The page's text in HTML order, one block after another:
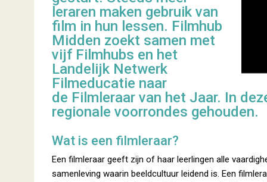
leraren maken gebruik van
film in hun lessen. Filmhub
Midden zoekt samen met
vijf Filmhubs en het
Landelijk Netwerk
Filmeducatie naar
de Filmleraar van het Jaar. In
regionale voorrondes gehouden.
Wat is een filmleraar?
Een filmleraar geeft zijn of haar leerlingen alle
samenleving waarin beeldcultuur leidend is. Een